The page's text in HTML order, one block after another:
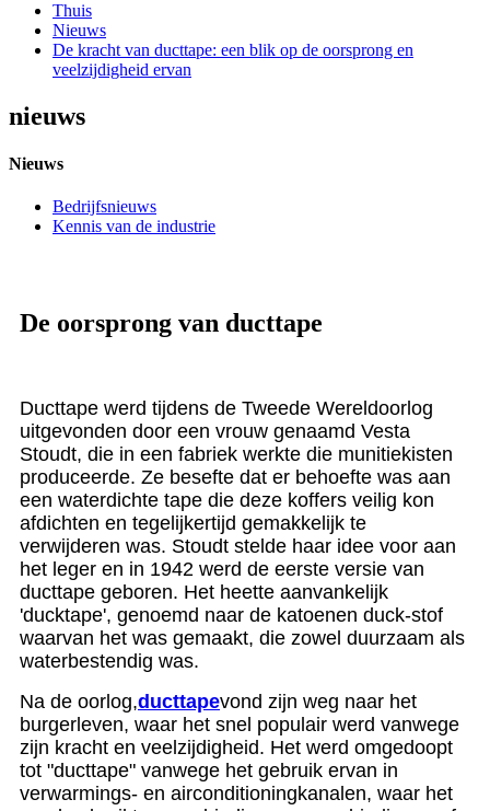
Thuis
Nieuws
De kracht van ducttape: een blik op de oorsprong en
veelzijdigheid ervan
nieuws
Nieuws
Bedrijfsnieuws
Kennis van de industrie
De oorsprong van ducttape
Ducttape werd tijdens de Tweede Wereldoorlog
uitgevonden door een vrouw genaamd Vesta
Stoudt, die in een fabriek werkte die munitiekisten
produceerde. Ze besefte dat er behoefte was aan
een waterdichte tape die deze koffers veilig kon
afdichten en tegelijkertijd gemakkelijk te
verwijderen was. Stoudt stelde haar idee voor aan
het leger en in 1942 werd de eerste versie van
ducttape geboren. Het heette aanvankelijk
'ducktape', genoemd naar de katoenen duck-stof
waarvan het was gemaakt, die zowel duurzaam als
waterbestendig was.
Na de oorlog,ducttapevond zijn weg naar het
burgerleven, waar het snel populair werd vanwege
zijn kracht en veelzijdigheid. Het werd omgedoopt
tot "ducttape" vanwege het gebruik ervan in
verwarmings- en airconditioningkanalen, waar het